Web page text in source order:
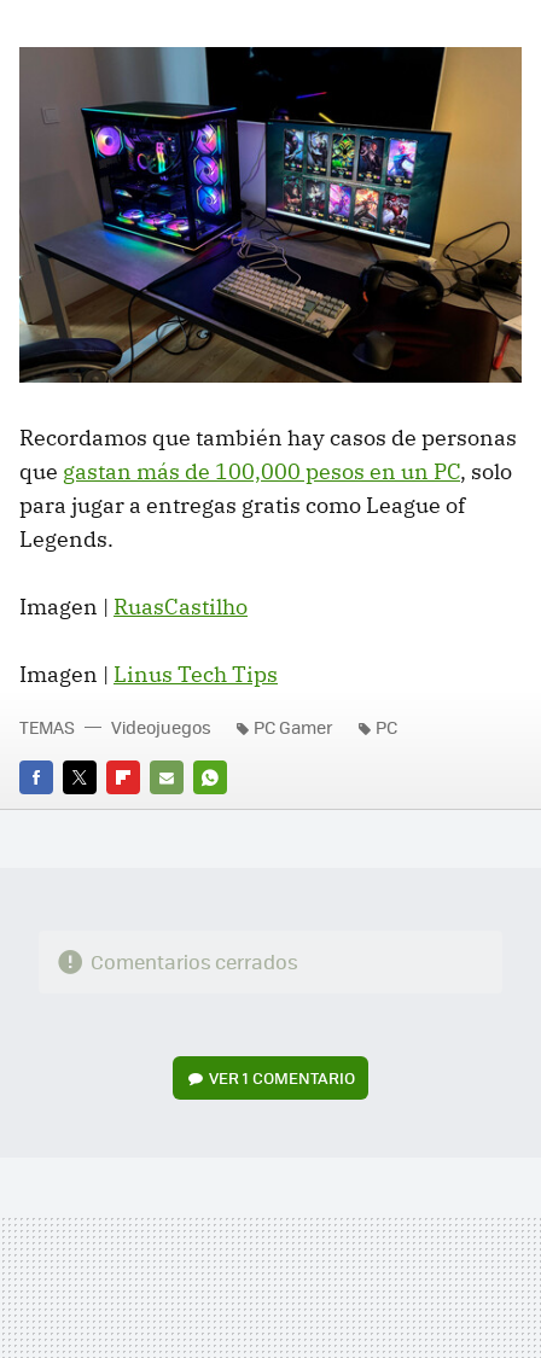
Recordamos que también hay casos de personas
que gastan más de 100,000 pesos en un PC, solo
para jugar a entregas gratis como League of
Legends.
Imagen | RuasCastilho
Imagen | Linus Tech Tips
FACEBOOK
TWITTERFLIPBOARD
E-
WHATSAPP
TEMAS Videojuegos PC Gamer PC
Comentarios cerrados
VER1 COMENTARIO